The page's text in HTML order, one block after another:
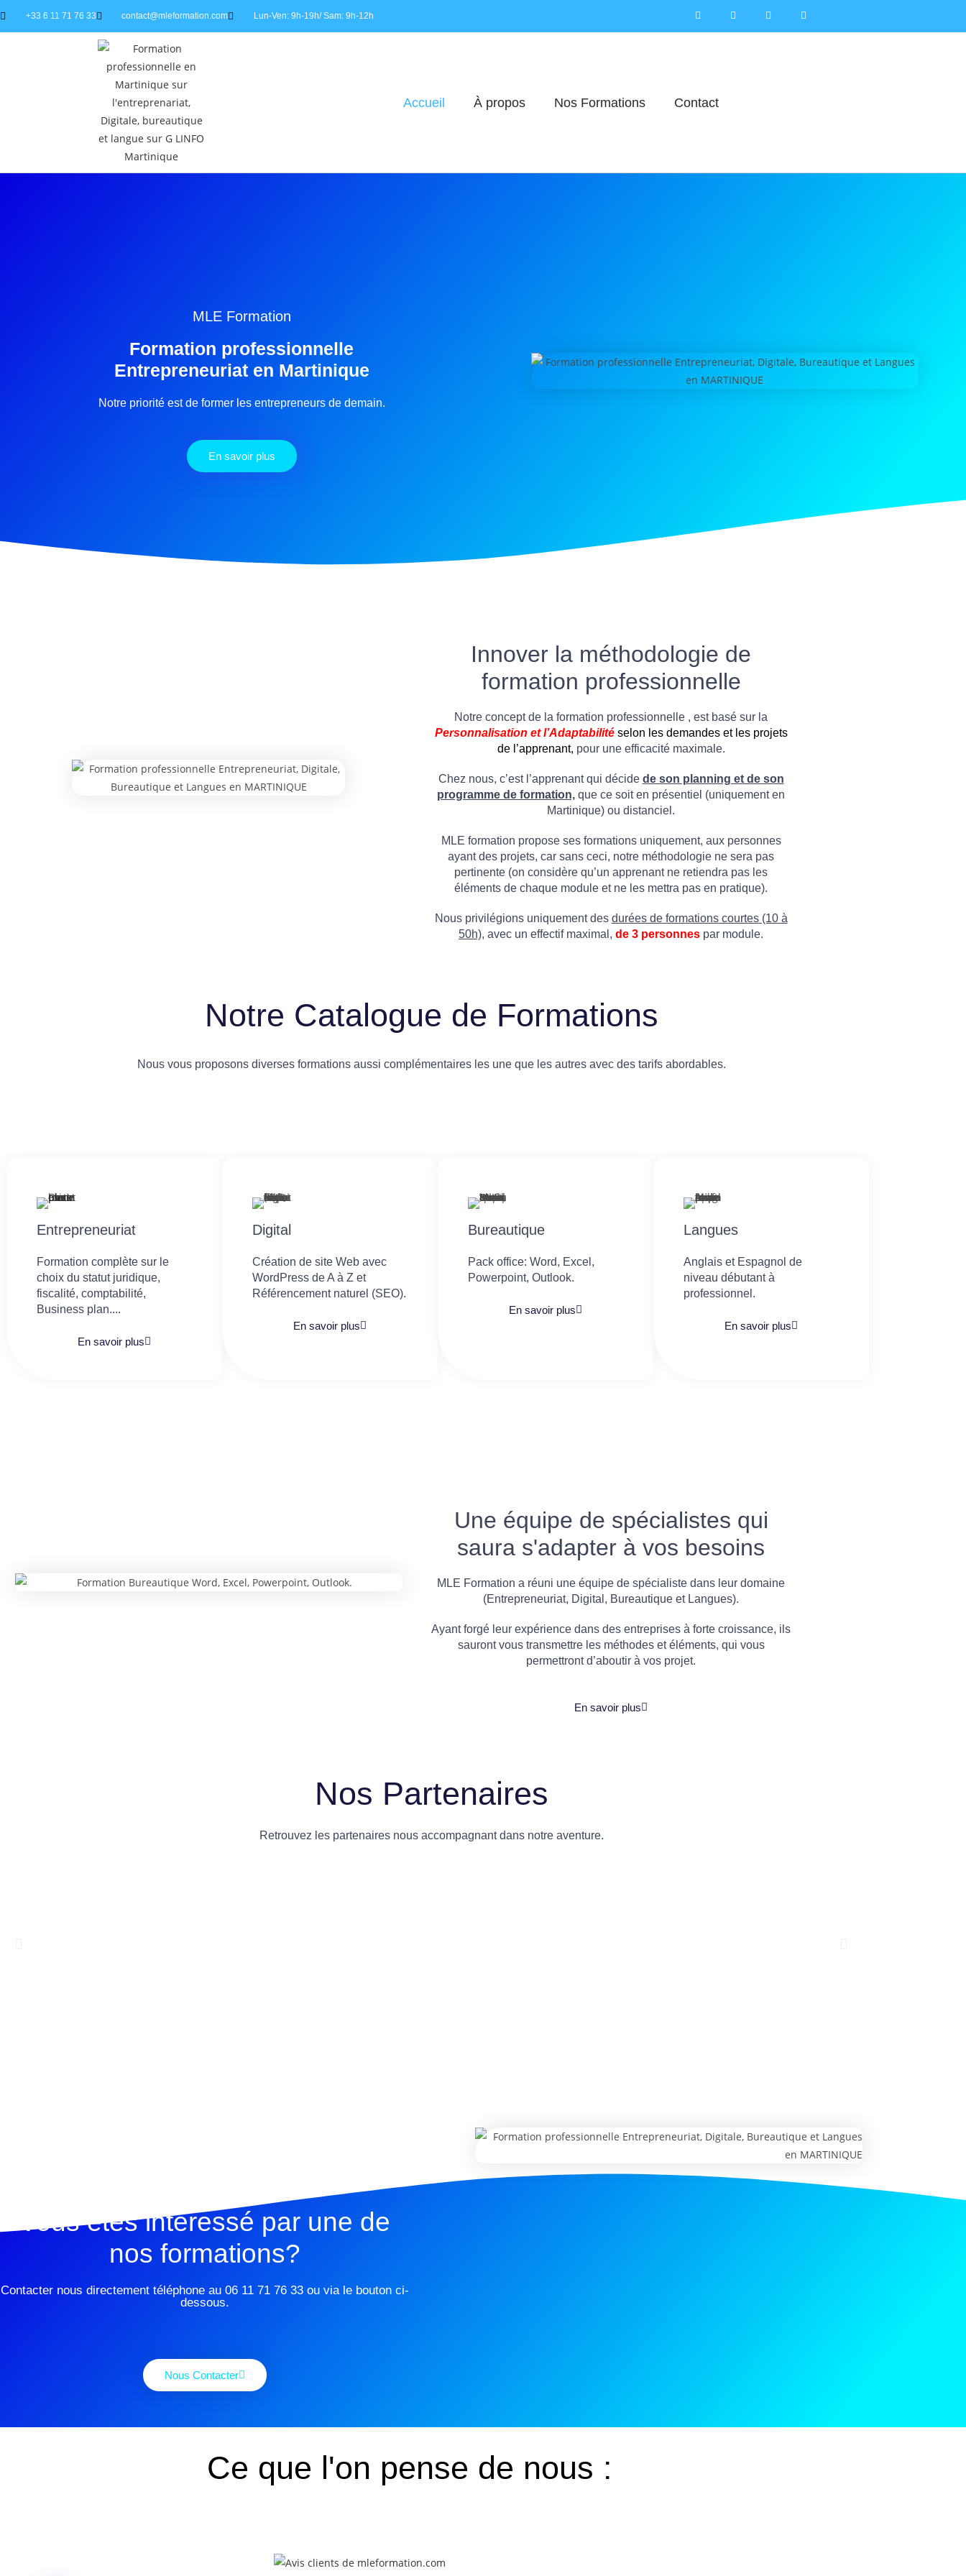
+33 6 11 71 76 33 contact@mleformation.com Lun-Ven: 9h-19h/ Sam: 9h-12h
Accueil À propos Nos Formations Contact
MLE Formation
Formation professionnelle
Entrepreneuriat en Martinique
Notre priorité est de former les entrepreneurs de demain.
En savoir plus
Innover la méthodologie de
formation professionnelle
Notre concept de la formation professionnelle , est basé sur la
Personnalisation et l’Adaptabilité selon les demandes et les projets
de l’apprenant, pour une efficacité maximale.
Chez nous, c’est l’apprenant qui décide de son planning et de son
programme de formation, que ce soit en présentiel (uniquement en
Martinique) ou distanciel.
MLE formation propose ses formations uniquement, aux personnes
ayant des projets, car sans ceci, notre méthodologie ne sera pas
pertinente (on considère qu’un apprenant ne retiendra pas les
éléments de chaque module et ne les mettra pas en pratique).
Nous privilégions uniquement des durées de formations courtes (10 à
50h), avec un effectif maximal, de 3 personnes par module.
Notre Catalogue de Formations
Nous vous proposons diverses formations aussi complémentaires les une que les autres avec des tarifs abordables.
Entrepreneuriat
Formation complète sur le
choix du statut juridique,
fiscalité, comptabilité,
Business plan....
En savoir plus
Digital
Création de site Web avec
WordPress de A à Z et
Référencement naturel (SEO).
En savoir plus
Bureautique
Pack office: Word, Excel,
Powerpoint, Outlook.​
En savoir plus
Langues
Anglais et Espagnol de
niveau débutant à
professionnel.
En savoir plus
Une équipe de spécialistes qui
saura s'adapter à vos besoins
MLE Formation a réuni une équipe de spécialiste dans leur domaine
(Entrepreneuriat, Digital, Bureautique et Langues).
Ayant forgé leur expérience dans des entreprises à forte croissance, ils
sauront vous transmettre les méthodes et éléments, qui vous
permettront d’aboutir à vos projet.
En savoir plus
Nos Partenaires
Retrouvez les partenaires nous accompagnant dans notre aventure.
Vous êtes interessé par une de
nos formations?
Contacter nous directement téléphone au 06 11 71 76 33 ou via le bouton ci-
dessous.
Nous Contacter
Ce que l'on pense de nous :